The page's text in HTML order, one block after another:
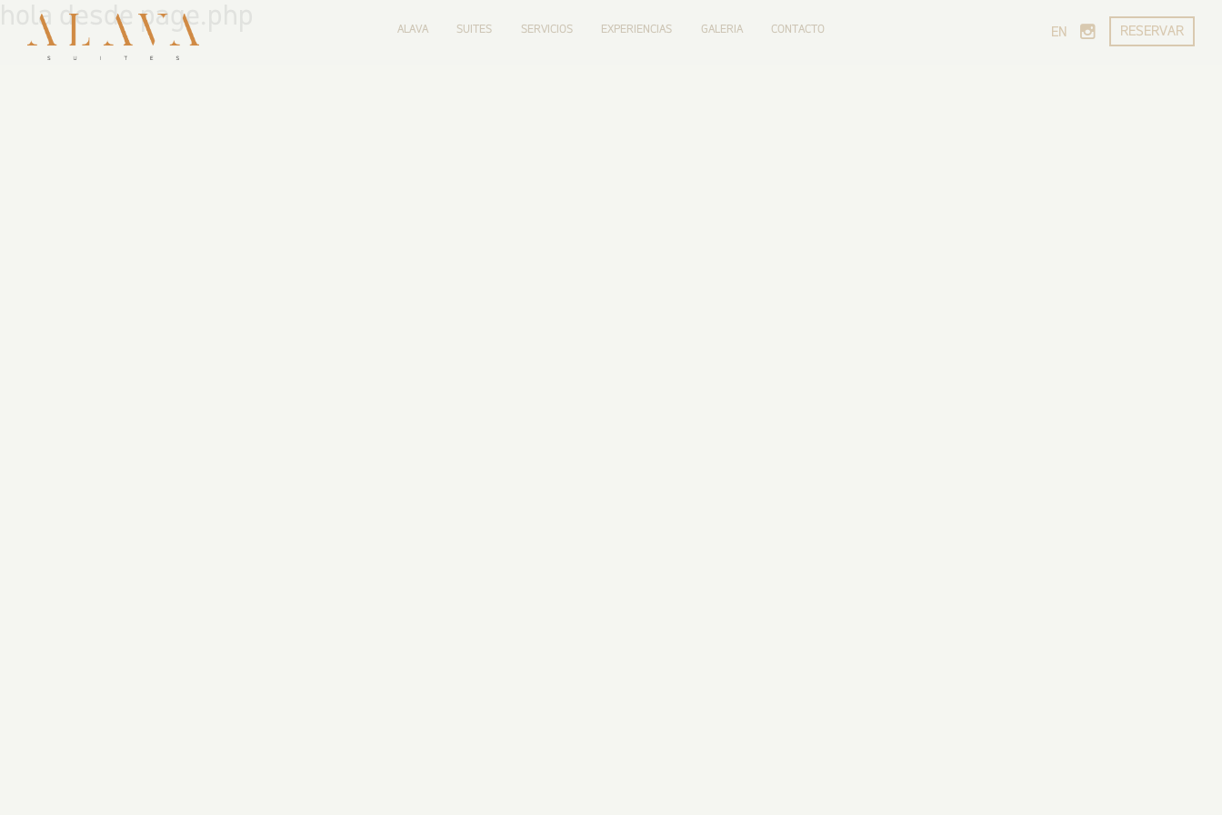
ALAVA SUITES SERVICIOS EXPERIENCIAS GALERIA CONTACTO EN RESERVAR
hola desde page.php